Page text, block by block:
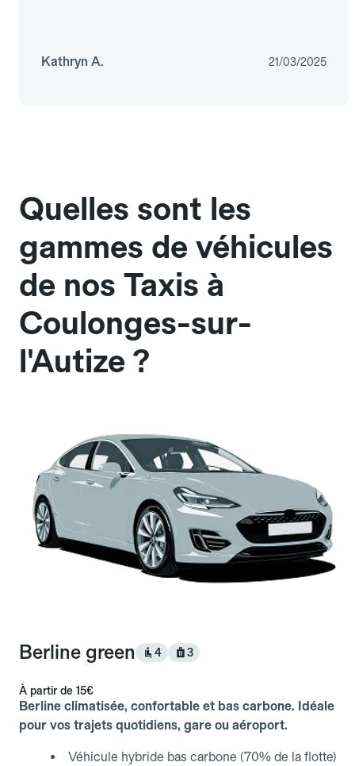
Kathryn A. 21/03/2025
Quelles sont les
gammes de véhicules
de nos Taxis à
Coulonges-sur-
l'Autize ?
Berline green 4 3
À partir de 15€
Berline climatisée, confortable et bas carbone. Idéale
pour vos trajets quotidiens, gare ou aéroport.
Véhicule hybride bas carbone (70% de la flotte)